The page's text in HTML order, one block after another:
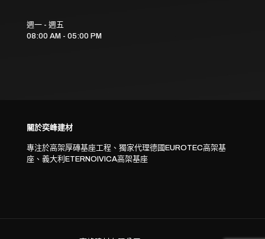
週一 - 週五
08:00 AM - 05:00 PM
關於奕峰建材
專注於高架厚磚基座工程、獨家代理德國EUROTEC高架基
座、義大利ETERNOIVICA高架基座